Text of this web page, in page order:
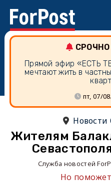
Прямой эфир «ЕСТЬ
мечтают жить в
пт, 07/
Новости
Жителям
Служба новостей
Но